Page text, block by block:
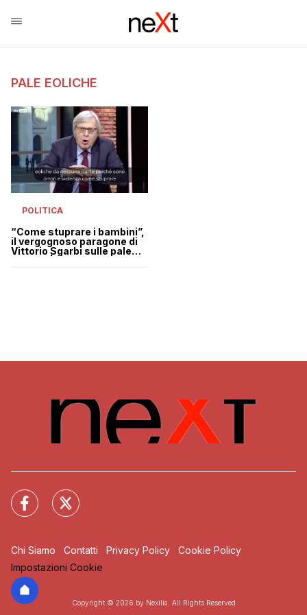
PALE EOLICHE
POLITICA
“Come stuprare i bambini”,
il vergognoso paragone di
Vittorio Sgarbi sulle pale
Chi Siamo Contatti Privacy Policy
Cookie Policy
Impostazioni Cookie
Copyright © 2026 by Nexilia. All Rights Reserved